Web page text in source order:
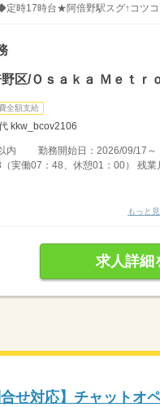
時17時台★阿倍野駅スグ↑コツ
区/Ｏｓａｋａ Ｍｅｔｒ
全額支給
kkw_bcov2106
以内 勤務開始日：2026/09/17～
実働07：48、休憩01：00） 残業
もっと
求人詳細
合せ対応】チャット